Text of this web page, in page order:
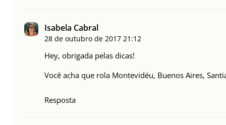
Isabela Cabral
28 de outubro de 2017 21:12
Hey, obrigada pelas dicas!
Você acha que rola Montevidéu, Buenos Aires,
Resposta